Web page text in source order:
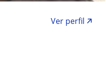
Ver perfil